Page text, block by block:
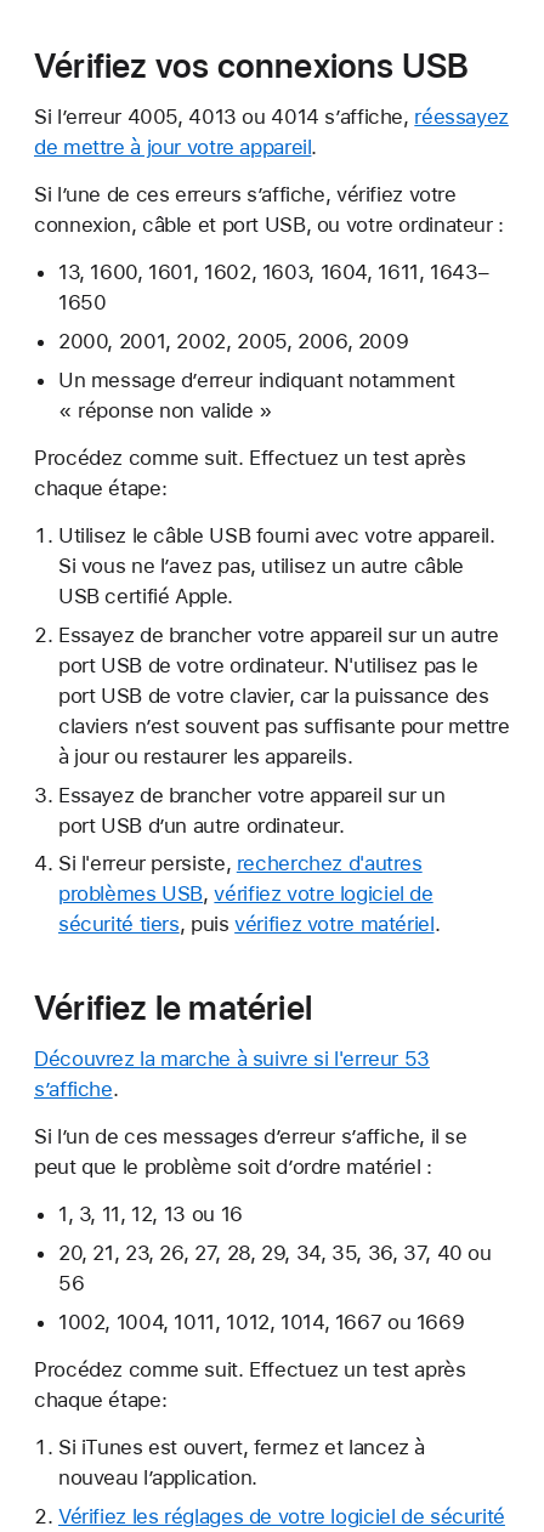
Vérifiez vos connexions USB
Si l’erreur 4005, 4013 ou 4014 s’affiche, réessayez
de mettre à jour votre appareil.
Si l’une de ces erreurs s’affiche, vérifiez votre
connexion, câble et port USB, ou votre ordinateur :
13, 1600, 1601, 1602, 1603, 1604, 1611, 1643–
1650
2000, 2001, 2002, 2005, 2006, 2009
Un message d’erreur indiquant notamment
« réponse non valide »
Procédez comme suit. Effectuez un test après
chaque étape:
Utilisez le câble USB fourni avec votre appareil.
Si vous ne l’avez pas, utilisez un autre câble
USB certifié Apple.
Essayez de brancher votre appareil sur un autre
port USB de votre ordinateur. N'utilisez pas le
port USB de votre clavier, car la puissance des
claviers n’est souvent pas suffisante pour mettre
à jour ou restaurer les appareils.
Essayez de brancher votre appareil sur un
port USB d’un autre ordinateur.
Si l'erreur persiste, recherchez d'autres
problèmes USB,vérifiez votre logiciel de
sécurité tiers, puisvérifiez votre matériel.
Vérifiez le matériel
Découvrez la marche à suivre si l'erreur 53
s’affiche.
Si l’un de ces messages d’erreur s’affiche, il se
peut que le problème soit d’ordre matériel :
1, 3, 11, 12, 13 ou 16
20, 21, 23, 26, 27, 28, 29, 34, 35, 36, 37, 40 ou
56
1002, 1004, 1011, 1012, 1014, 1667 ou 1669
Procédez comme suit. Effectuez un test après
chaque étape:
Si iTunes est ouvert, fermez et lancez à
nouveau l’application.
Vérifiez les réglages de votre logiciel de sécurité